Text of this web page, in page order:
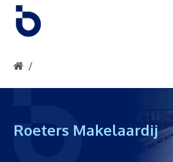
Roeters Makelaardij